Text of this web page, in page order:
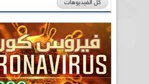
كل الفيديوهات